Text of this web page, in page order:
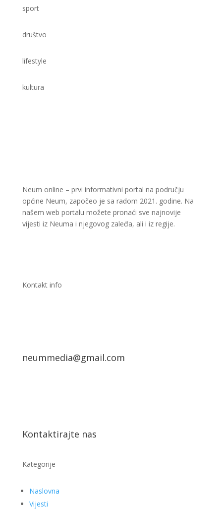
sport
društvo
lifestyle
kultura
Neum online – prvi informativni portal na području
općine Neum, započeo je sa radom 2021. godine. Na
našem web portalu možete pronaći sve najnovije
vijesti iz Neuma i njegovog zaleđa, ali i iz regije.
Kontakt info
neummedia@gmail.com
Kontaktirajte nas
Kategorije
Naslovna
Vijesti